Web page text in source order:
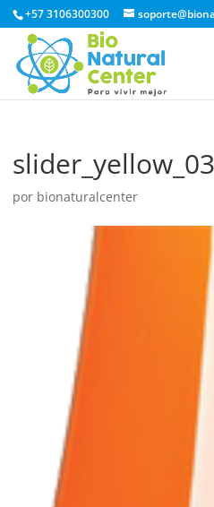
+57 3106300300
por bionaturalcenter